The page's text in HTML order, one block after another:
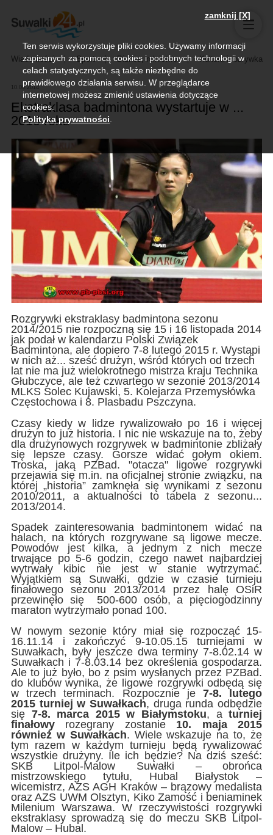
Wiadomości Sport Biznes, rolnictwo Kultura i rozrywka
10.09.2014
Ekstraklasa badmintona wystartuje w ...
2015 roku
Rozgrywki ekstraklasy badmintona sezonu
2014/2015 nie rozpoczną się 15 i 16 listopada 2014
jak podał w kalendarzu Polski Związek
Badmintona, ale dopiero 7-8 lutego 2015 r. Wystąpi
w nich aż... sześć drużyn, wśród których od trzech
lat nie ma już wielokrotnego mistrza kraju Technika
Głubczyce, ale też czwartego w sezonie 2013/2014
MLKS Solec Kujawski, 5. Kolejarza Przemysłówka
Częstochowa i 8. Plasbadu Pszczyna.
Czasy kiedy w lidze rywalizowało po 16 i więcej
drużyn to już historia. I nic nie wskazuje na to, żeby
dla drużynowych rozgrywek w badmintonie zbliżały
się lepsze czasy. Gorsze widać gołym okiem.
Troska, jaką PZBad. "otacza" ligowe rozgrywki
przejawia się m.in. na oficjalnej stronie związku, na
której „historia” zamknęła się wynikami z sezonu
2010/2011, a aktualności to tabela z sezonu...
2013/2014.
Spadek zainteresowania badmintonem widać na
halach, na których rozgrywane są ligowe mecze.
Powodów jest kilka, a jednym z nich mecze
trwające po 5-6 godzin, czego nawet najbardziej
wytrwały kibic nie jest w stanie wytrzymać.
Wyjątkiem są Suwałki, gdzie w czasie turnieju
finałowego sezonu 2013/2014 przez halę OSiR
przewinęło się 500-600 osób, a pięciogodzinny
maraton wytrzymało ponad 100.
W nowym sezonie który miał się rozpocząć 15-
16.11.14 i zakończyć 9-10.05.15 turniejami w
Suwałkach, były jeszcze dwa terminy 7-8.02.14 w
Suwałkach i 7-8.03.14 bez określenia gospodarza.
Ale to już było, bo z psim wysłanych przez PZBad.
do klubów wynika, że ligowe rozgrywki odbędą się
w trzech terminach. Rozpocznie je 7-8. lutego
2015 turniej w Suwałkach, druga runda odbędzie
się 7-8. marca 2015 w Białymstoku, aturniej
finałowyrozegrany zostanie 10. maja 2015
również w Suwałkach. Wiele wskazuje na to, że
tym razem w każdym turnieju będą rywalizować
wszystkie drużyny. Ile ich będzie? Na dziś sześć:
SKB Litpol-Malow Suwałki – obrońca
mistrzowskiego tytułu, Hubal Białystok –
wicemistrz, AZS AGH Kraków – brązowy medalista
oraz AZS UWM Olsztyn, Kiko Zamość i beniaminek
Milenium Warszawa. W rzeczywistości rozgrywki
ekstraklasy sprowadzą się do meczu SKB Litpol-
Malow – Hubal.
zamknij [X]
Ten serwis wykorzystuje pliki cookies. Używamy informacji
zapisanych za pomocą cookies i podobnych technologii w
celach statystycznych, są także niezbędne do
prawidłowego działania serwisu. W przeglądarce
internetowej możesz zmienić ustawienia dotyczące
cookies.
Polityka prywatności